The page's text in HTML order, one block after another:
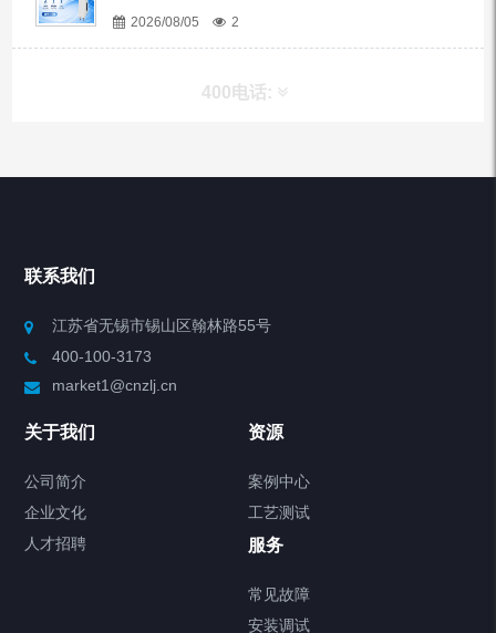
2026/08/05 2
400电话:
产品分类
制冷加热动态控温系统
Chiller气体控温系统
联系我们
江苏省无锡市锡山区翰林路55号
400-100-3173
market1@cnzlj.cn
关于我们
公司简介
企业文化
人才招聘
资源
案例中心
工艺测试
服务
常见故障
安装调试